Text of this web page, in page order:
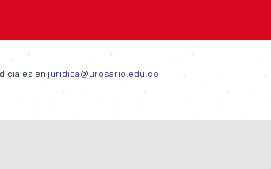
en juridica@urosario.edu.co